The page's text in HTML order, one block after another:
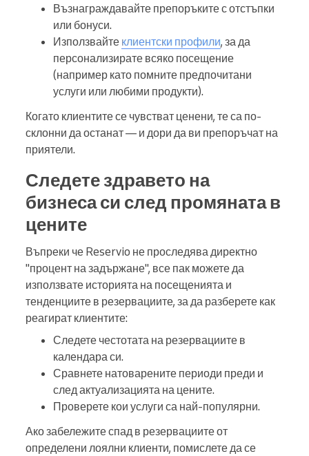
Възнаграждавайте препоръките с отстъпки
или бонуси.
Използвайте клиентски профили, за да
персонализирате всяко посещение
(например като помните предпочитани
услуги или любими продукти).
Когато клиентите се чувстват ценени, те са по-
склонни да останат — и дори да ви препоръчат на
приятели.
Следете здравето на
бизнеса си след промяната в
цените
Въпреки че Reservio не проследява директно
"процент на задържане", все пак можете да
използвате историята на посещенията и
тенденциите в резервациите, за да разберете как
реагират клиентите:
Следете честотата на резервациите в
календара си.
Сравнете натоварените периоди преди и
след актуализацията на цените.
Проверете кои услуги са най-популярни.
Ако забележите спад в резервациите от
определени лоялни клиенти, помислете да се